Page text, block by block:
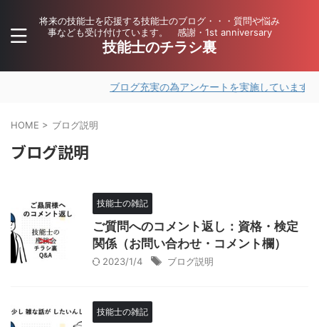
将来の技能士を応援する技能士のブログ・・・質問や悩み
事なども受け付けています。 感謝・1st anniversary
技能士のチラシ裏
ブログ充実の為アンケートを実施しています。ご
HOME > ブログ説明
ブログ説明
技能士の雑記
ご質問へのコメント返し：資格・検定
関係（お問い合わせ・コメント欄）
2023/1/4 ブログ説明
技能士の雑記